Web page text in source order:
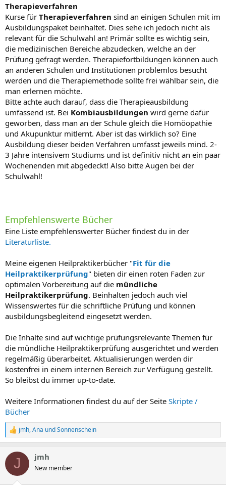
Therapieverfahren
Kurse für Therapieverfahren sind an einigen Schulen mit im
Ausbildungspaket beinhaltet. Dies sehe ich jedoch nicht als
relevant für die Schulwahl an! Primär sollte es wichtig sein,
die medizinischen Bereiche abzudecken, welche an der
Prüfung gefragt werden. Therapiefortbildungen können auch
an anderen Schulen und Institutionen problemlos besucht
werden und die Therapiemethode sollte frei wählbar sein, die
man erlernen möchte.
Bitte achte auch darauf, dass die Therapieausbildung
umfassend ist. Bei Kombiausbildungen wird gerne dafür
geworben, dass man an der Schule gleich die Homöopathie
und Akupunktur mitlernt. Aber ist das wirklich so? Eine
Ausbildung dieser beiden Verfahren umfasst jeweils mind. 2-
3 Jahre intensivem Studiums und ist definitiv nicht an ein paar
Wochenenden mit abgedeckt! Also bitte Augen bei der
Schulwahl!
Empfehlenswerte Bücher
Eine Liste empfehlenswerter Bücher findest du in der
Literaturliste.
Meine eigenen Heilpraktikerbücher "Fit für die
Heilpraktikerprüfung" bieten dir einen roten Faden zur
optimalen Vorbereitung auf die mündliche
Heilpraktikerprüfung. Beinhalten jedoch auch viel
Wissenswertes für die schriftliche Prüfung und können
ausbildungsbegleitend eingesetzt werden.
Die Inhalte sind auf wichtige prüfungsrelevante Themen für
die mündliche Heilpraktikerprüfung ausgerichtet und werden
regelmäßig überarbeitet. Aktualisierungen werden dir
kostenfrei in einem internen Bereich zur Verfügung gestellt.
So bleibst du immer up-to-date.
Weitere Informationen findest du auf der Seite Skripte /
Bücher
R
e
k
i
jmh,Ana undSonnenschein
J jmh
New member